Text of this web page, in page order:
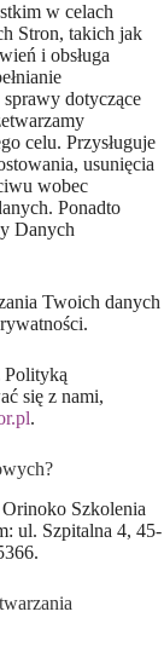
w celach
Stron, takich jak
i obsługa
dotyczące
celu. Przysługuje
usunięcia
wobec
Ponadto
Danych
Twoich danych
się z nami,
.
Szkolenia
ul. Szpitalna 4, 45-